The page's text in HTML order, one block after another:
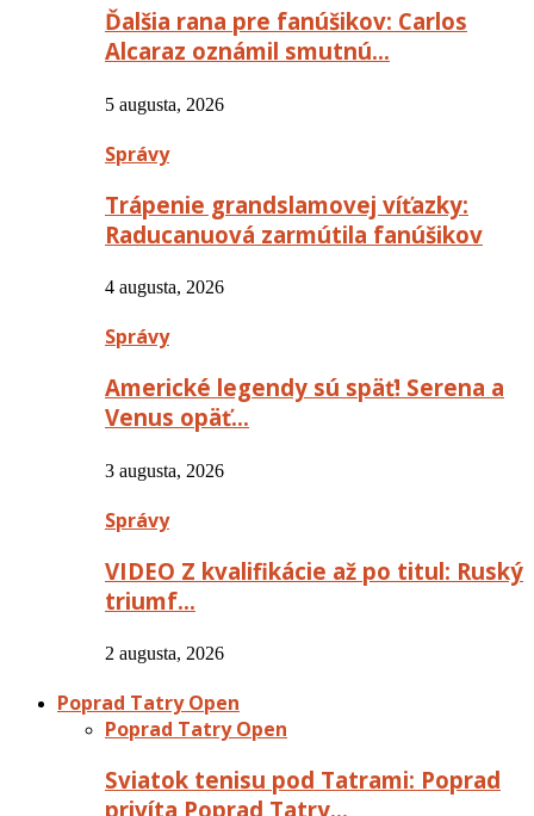
Ďalšia rana pre fanúšikov: Carlos
Alcaraz oznámil smutnú…
5 augusta, 2026
Správy
Trápenie grandslamovej víťazky:
Raducanuová zarmútila fanúšikov
4 augusta, 2026
Správy
Americké legendy sú späť! Serena a
Venus opäť…
3 augusta, 2026
Správy
VIDEO Z kvalifikácie až po titul: Ruský
triumf…
2 augusta, 2026
Poprad Tatry Open
Poprad Tatry Open
Sviatok tenisu pod Tatrami: Poprad
privíta Poprad Tatry…